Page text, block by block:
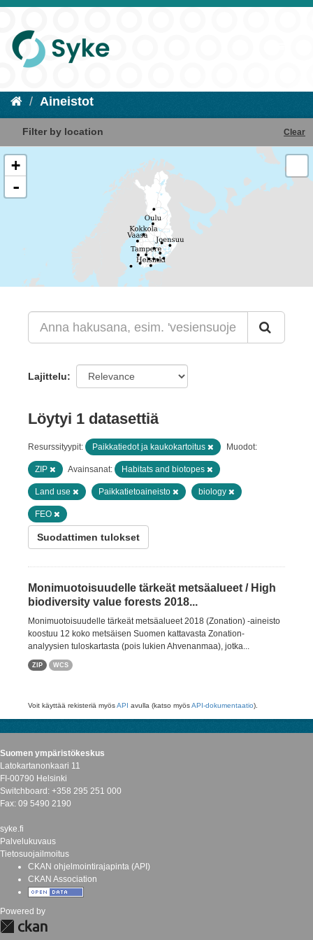
Aineistot
Filter by location Clear
+
-
Lajittelu
Löytyi 1 datasettiä
Resurssityypit: Paikkatiedot ja kaukokartoitus Muodot:
ZIP Avainsanat: Habitats and biotopes
Land use Paikkatietoaineisto biology
FEO
Suodattimen tulokset
Monimuotoisuudelle tärkeät metsäalueet / High
biodiversity value forests 2018...
Monimuotoisuudelle tärkeät metsäalueet 2018 (Zonation) -aineisto
koostuu 12 koko metsäisen Suomen kattavasta Zonation-
analyysien tuloskartasta (pois lukien Ahvenanmaa), jotka...
ZIP WCS
Voit käyttää rekisteriä myösAPI avulla (katso myösAPI-dokumentaatio).
Suomen ympäristökeskus
Latokartanonkaari 11
FI-00790 Helsinki
Switchboard: +358 295 251 000
Fax: 09 5490 2190
syke.fi
Palvelukuvaus
Tietosuojailmoitus
CKAN ohjelmointirajapinta (API)
CKAN Association
Powered by